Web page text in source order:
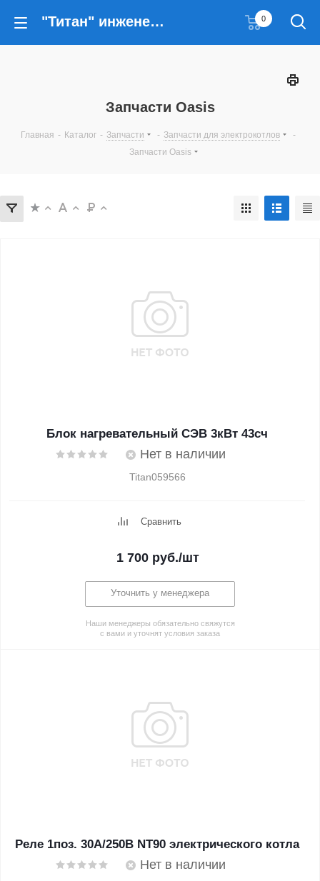
"Титан" инженерные решения 0
Запчасти Oasis
Главная - Каталог - Запчасти - Запчасти для электрокотлов
-
Запчасти Oasis
Блок нагревательный СЭВ 3кВт 43сч
Нет в наличии
Titan059566
Сравнить
1 700руб./шт
Уточнить у менеджера
Наши менеджеры обязательно свяжутся
с вами и уточнят условия заказа
Реле 1поз. 30А/250В NT90 электрического котла
Нет в наличии